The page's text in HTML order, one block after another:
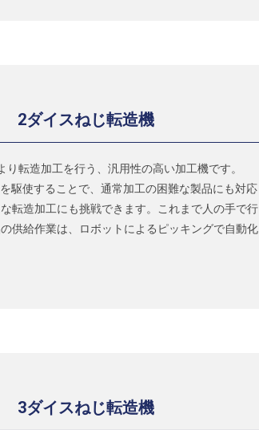
2ダイスねじ転造機
り転造加工を行う、汎用性の高い加工機です。
駆使することで、通常加工の困難な製品にも対応
転造加工にも挑戦できます。これまで人の手で行
供給作業は、ロボットによるピッキングで自動化
3ダイスねじ転造機